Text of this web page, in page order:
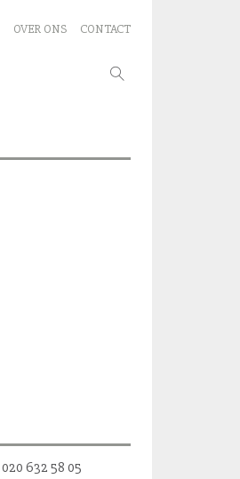
OVER ONS CONTACT
020 632 58 05